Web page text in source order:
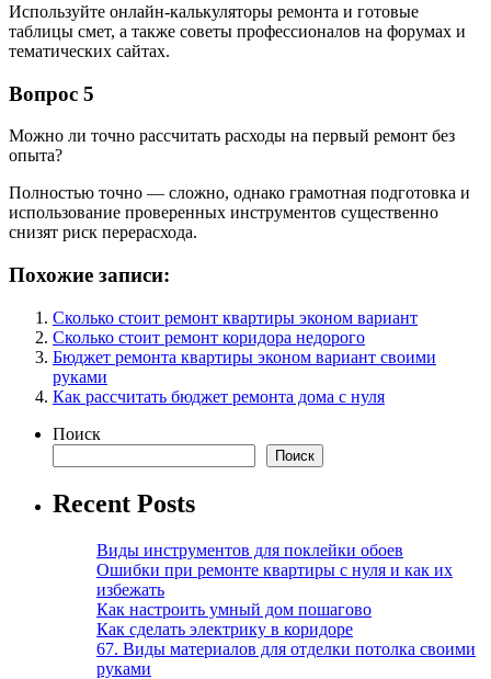
Используйте онлайн-калькуляторы ремонта и готовые
таблицы смет, а также советы профессионалов на форумах и
тематических сайтах.
Вопрос 5
Можно ли точно рассчитать расходы на первый ремонт без
опыта?
Полностью точно — сложно, однако грамотная подготовка и
использование проверенных инструментов существенно
снизят риск перерасхода.
Похожие записи:
Сколько стоит ремонт квартиры эконом вариант
Сколько стоит ремонт коридора недорого
Бюджет ремонта квартиры эконом вариант своими
руками
Как рассчитать бюджет ремонта дома с нуля
Поиск
Поиск
Recent Posts
Виды инструментов для поклейки обоев
Ошибки при ремонте квартиры с нуля и как их
избежать
Как настроить умный дом пошагово
Как сделать электрику в коридоре
67. Виды материалов для отделки потолка своими
руками